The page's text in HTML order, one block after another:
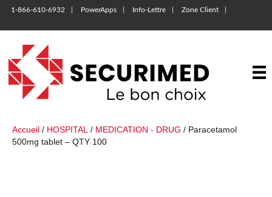
1-866-610-6932 PowerApps Info-Lettre Zone Client
Accueil / HOSPITAL / MEDICATION - DRUG / Paracetamol
500mg tablet – QTY 100